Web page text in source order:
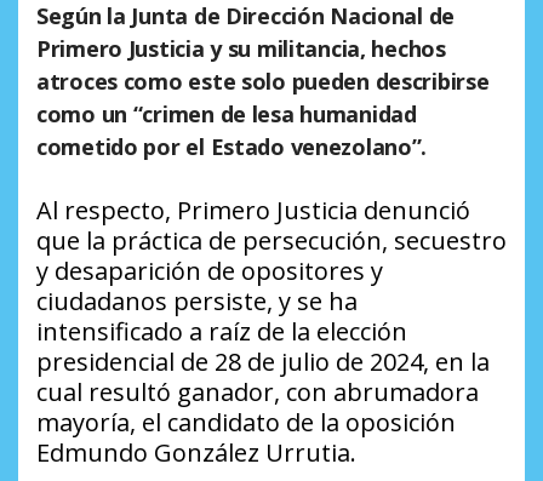
Según la Junta de Dirección Nacional de
Primero Justicia y su militancia, hechos
atroces como este solo pueden describirse
como un “crimen de lesa humanidad
cometido por el Estado venezolano”.
Al respecto, Primero Justicia denunció
que la práctica de persecución, secuestro
y desaparición de opositores y
ciudadanos persiste, y se ha
intensificado a raíz de la elección
presidencial de 28 de julio de 2024, en la
cual resultó ganador, con abrumadora
mayoría, el candidato de la oposición
Edmundo González Urrutia.